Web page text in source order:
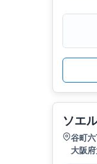
ソエ
谷町
大阪